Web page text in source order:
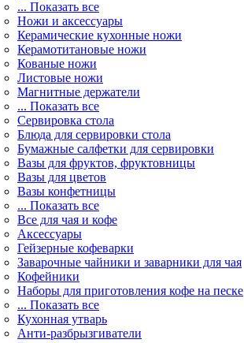
... Показать все
Ножи и аксессуары
Керамические кухонные ножи
Керамотитановые ножи
Кованые ножи
Листовые ножи
Магнитные держатели
... Показать все
Сервировка стола
Блюда для сервировки стола
Бумажные салфетки для сервировки
Вазы для фруктов, фруктовницы
Вазы для цветов
Вазы конфетницы
... Показать все
Все для чая и кофе
Аксессуары
Гейзерные кофеварки
Заварочные чайники и заварники для чая
Кофейники
Наборы для приготовления кофе на песке
... Показать все
Кухонная утварь
Анти-разбрызгиватели